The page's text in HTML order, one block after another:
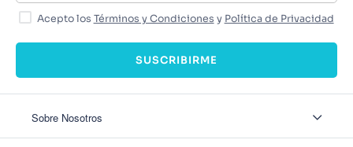
Acepto los Términos y Condiciones y Política de Privacidad
SUSCRIBIRME
Sobre Nosotros